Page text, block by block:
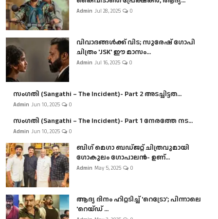
Admin Jul 28, 2025 0
വിവാദങ്ങൾക്ക് വിട; സുരേഷ് ഗോപി
ചിത്രം 'JSK' ഈ മാസം...
Admin Jul 16, 2025 0
സംഗതി (Sangathi – The Incident)- Part 2 അടച്ചിട്ടത...
Admin Jun 10, 2025 0
സംഗതി (Sangathi – The Incident)- Part 1 നേരത്തേ നട...
Admin Jun 10, 2025 0
ബി​ഗ് മെഗാ ബഡ്ജറ്റ് ചിത്രവുമായി
ഗോകുലം ഗോപാലൻ- ഉണ്...
Admin May 5, 2025 0
ആദ്യ ദിനം ഹിറ്റടിച്ച് 'റെട്രോ'; പിന്നാലെ
'റെയ്ഡ് ...